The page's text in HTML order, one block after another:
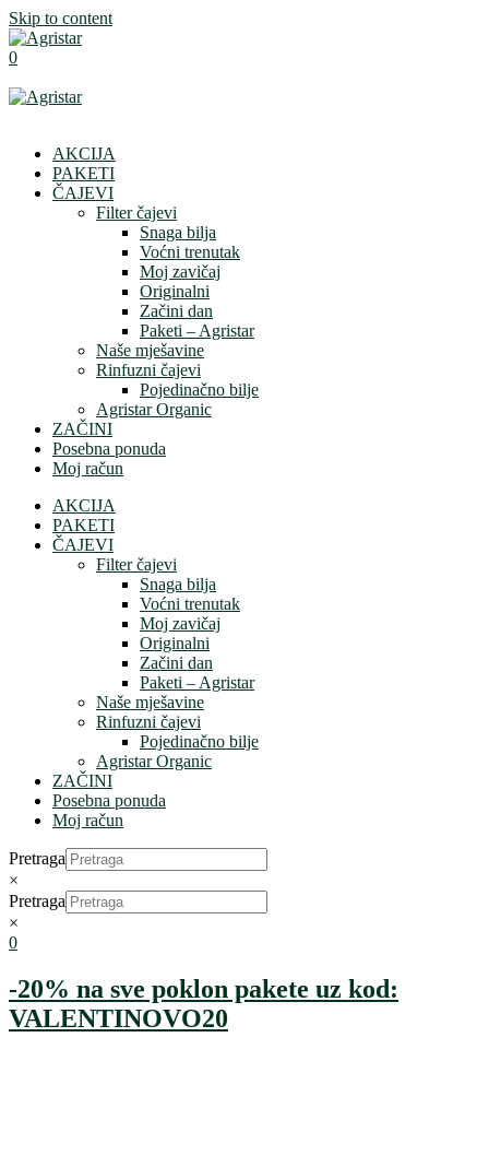
Skip to content
0
AKCIJA
PAKETI
ČAJEVI
Filter čajevi
Snaga bilja
Voćni trenutak
Moj zavičaj
Originalni
Začini dan
Paketi – Agristar
Naše mješavine
Rinfuzni čajevi
Pojedinačno bilje
Agristar Organic
ZAČINI
Posebna ponuda
Moj račun
AKCIJA
PAKETI
ČAJEVI
Filter čajevi
Snaga bilja
Voćni trenutak
Moj zavičaj
Originalni
Začini dan
Paketi – Agristar
Naše mješavine
Rinfuzni čajevi
Pojedinačno bilje
Agristar Organic
ZAČINI
Posebna ponuda
Moj račun
Pretraga
×
Pretraga
×
0
-20% na sve poklon pakete uz kod:
VALENTINOVO20